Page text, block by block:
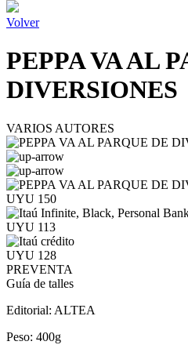
Volver
PEPPA VA AL
DIVERSIONES
VARIOS AUTORES
UYU 150
UYU 113
UYU 128
PREVENTA
Guía de talles
Editorial: ALTEA
Peso: 400g